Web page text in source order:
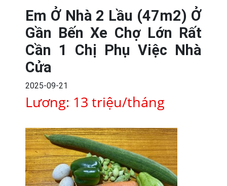
Em Ở Nhà 2 Lầu (47m2) Ở
Gần Bến Xe Chợ Lớn Rất
Cần 1 Chị Phụ Việc Nhà
Cửa
2025-09-21
Lương: 13 triệu/tháng